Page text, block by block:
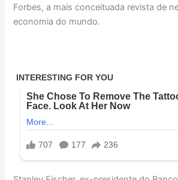
Forbes, a mais conceituada revista de
economia do mundo.